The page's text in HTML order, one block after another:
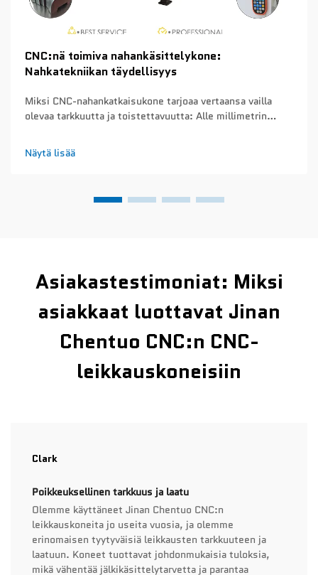
CNC:nä toimiva nahankäsittelykone:
Nahkatekniikan täydellisyys
Miksi CNC-nahankatkaisukone tarjoaa vertaansa vailla
olevaa tarkkuutta ja toistettavuutta: Alle millimetrin
nahankatkaisukoneet saavuttavat noin 0,1 mm:n
tarkkuuden joka kerta, kun ne leikkaavat tuotantosarjoja...
Näytä lisää
Asiakastestimoniat: Miksi
asiakkaat luottavat Jinan
Chentuo CNC:n CNC-
leikkauskoneisiin
Clark
Poikkeuksellinen tarkkuus ja laatu
Olemme käyttäneet Jinan Chentuo CNC:n
leikkauskoneita jo useita vuosia, ja olemme
erinomaisen tyytyväisiä leikkausten tarkkuuteen ja
laatuun. Koneet tuottavat johdonmukaisia tuloksia,
mikä vähentää jälkikäsittelytarvetta ja parantaa